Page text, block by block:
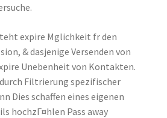
expire Mglichkeit fr den
& dasjenige Versenden von
Unebenheit von Kontakten.
Filtrierung spezifischer
Dies schaffen eines eigenen
hochzГ¤hlen Pass away